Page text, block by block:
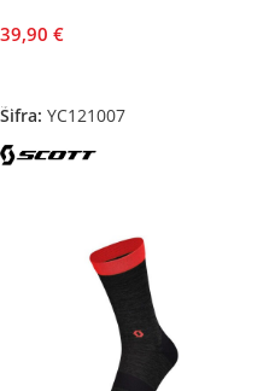
39,90 €
Šifra: YC121007